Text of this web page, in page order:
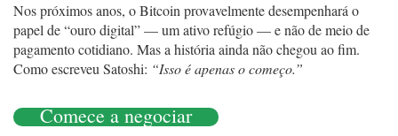
Nos próximos anos, o Bitcoin provavelmente desempenhará o
papel de “ouro digital” — um ativo refúgio — e não de meio de
pagamento cotidiano. Mas a história ainda não chegou ao fim.
Como escreveu Satoshi: “Isso é apenas o começo.”
Comece a negociar